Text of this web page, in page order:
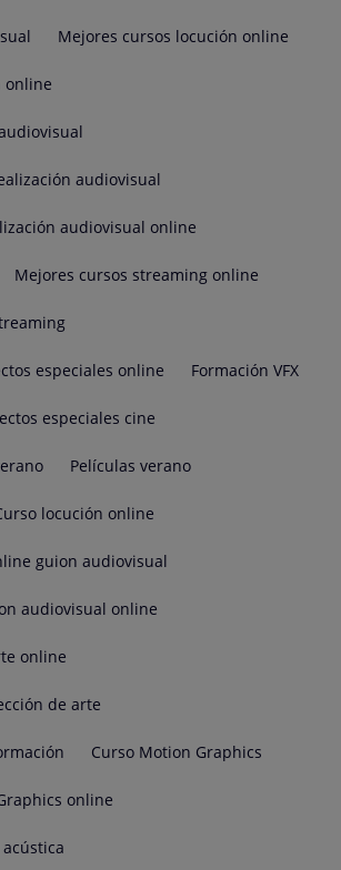
Mejores cursos locución online
online
audiovisual
audiovisual online
Mejores cursos streaming online
especiales online Formación VFX
especiales cine
Películas verano
locución online
guion audiovisual
audiovisual online
online
de arte
Curso Motion Graphics
online